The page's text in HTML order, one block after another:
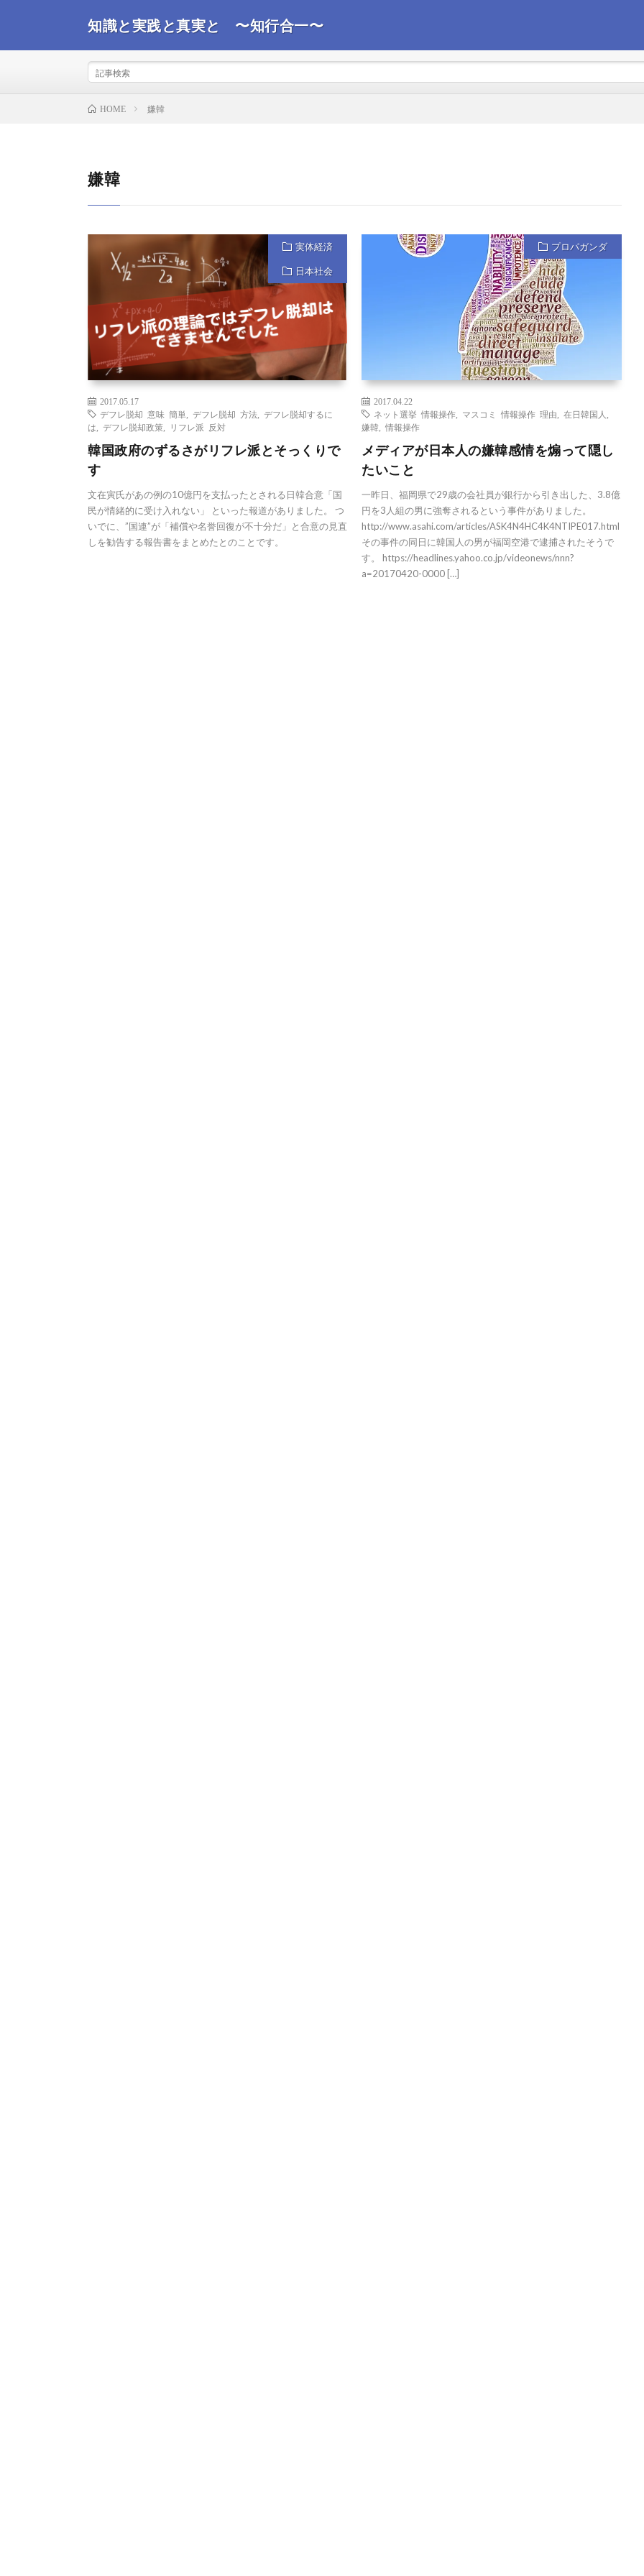
知識と実践と真実と 〜知行合一〜
ばと思います。
HOME 嫌韓
嫌韓
実体経済
日本社会
2017.05.17
デフレ脱却 意味 簡単
デフレ脱却 方法
デフレ脱却するに
は
デフレ脱却政策 リフレ派 反対
韓国政府のずるさがリフレ派とそっくりで
す
文在寅氏があの例の10億円を支払ったとされる日韓合意「国
民が情緒的に受け入れない」 といった報道がありました。 つ
いでに、”国連”が「補償や名誉回復が不十分だ」と合意の見直
しを勧告する報告書をまとめたとのことです。
プロパガンダ
2017.04.22
ネット選挙 情報操作
マスコミ 情報操作 理由 ,在日韓国人
嫌韓 ,情報操作
メディアが日本人の嫌韓感情を煽って隠し
たいこと
一昨日、福岡県で29歳の会社員が銀行から引き出した、3.8億
円を3人組の男に強奪されるという事件がありました。
http://www.asahi.com/articles/ASK4N4HC4K4NTIPE017.html
その事件の同日に韓国人の男が福岡空港で逮捕されたそうで
す。 https://headlines.yahoo.co.jp/videonews/nnn?
a=20170420-0000 […]